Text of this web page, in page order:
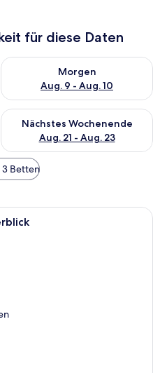
für diese Daten
Nacht, Aug. 8 - Aug. 9.
Morgen
Aug. 9 - Aug. 10
Überprüfe die Verfügbarkeit
Wochenende, Aug. 14
Nächstes Wochenende
Aug. 21 - Aug. 23
Überprüfe die Verfügbarkeit
Betten
Ein Hotelzimmer mit einem großen